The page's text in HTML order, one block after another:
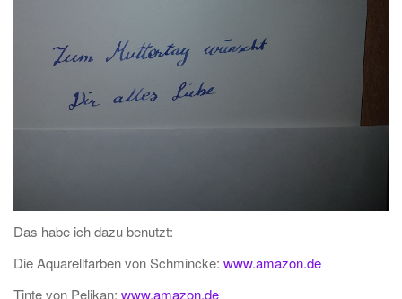
Das habe ich dazu benutzt:
Die Aquarellfarben von Schmincke: www.amazon.de
Tinte von Pelikan: www.amazon.de